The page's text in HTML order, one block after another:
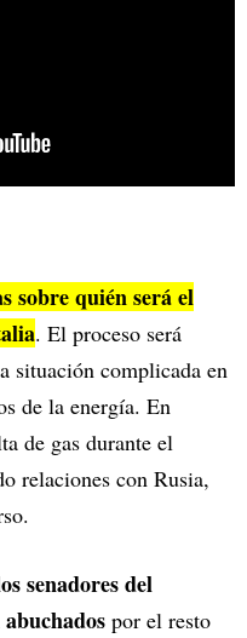
sobre quién será el
. El proceso será
situación complicada en
de la energía. En
de gas durante el
relaciones con Rusia,
senadores del
por el resto